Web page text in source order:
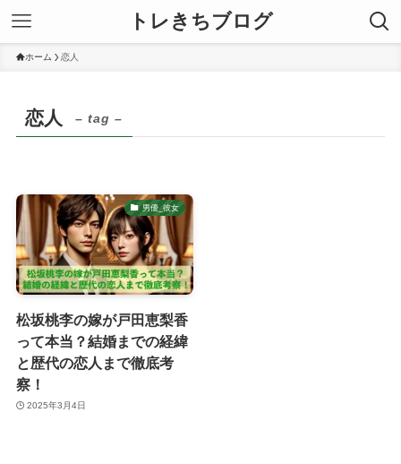
トレきちブログ
ホーム 恋人
恋人 – tag –
男優_彼女
松坂桃李の嫁が戸田恵梨香
って本当？結婚までの経緯
と歴代の恋人まで徹底考
察！
2025年3月4日